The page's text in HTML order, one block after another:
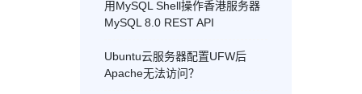
用MySQL Shell操作香港服务器
MySQL 8.0 REST API
Ubuntu云服务器配置UFW后
Apache无法访问？